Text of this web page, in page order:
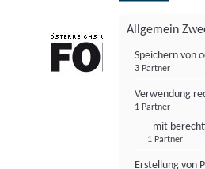
Allgemein
Speichern von
3 Partner
Verwendung
1 Partner
- mit
1 Partner
Erstellung von
FONDS professionell